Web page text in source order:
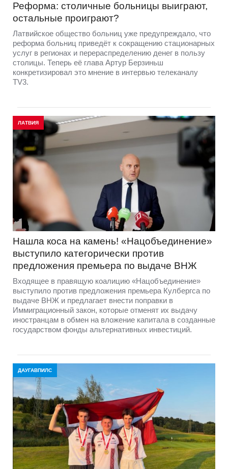
Реформа: столичные больницы выиграют,
остальные проиграют?
Латвийское общество больниц уже предупреждало, что
реформа больниц приведёт к сокращению стационарных
услуг в регионах и перераспределению денег в пользу
столицы. Теперь её глава Артур Берзиньш
конкретизировал это мнение в интервью телеканалу
TV3.
ЛАТВИЯ
Нашла коса на камень! «Нацобъединение»
выступило категорически против
предложения премьера по выдаче ВНЖ
Входящее в правящую коалицию «Нацобъединение»
выступило против предложения премьера Кулбергса по
выдаче ВНЖ и предлагает внести поправки в
Иммиграционный закон, которые отменят их выдачу
иностранцам в обмен на вложение капитала в созданные
государством фонды альтернативных инвестиций.
ДАУГАВПИЛС